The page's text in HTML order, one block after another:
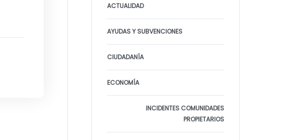
ACTUALIDAD
AYUDAS Y SUBVENCIONES
CIUDADANÍA
ECONOMÍA
INCIDENTES COMUNIDADES
PROPIETARIOS